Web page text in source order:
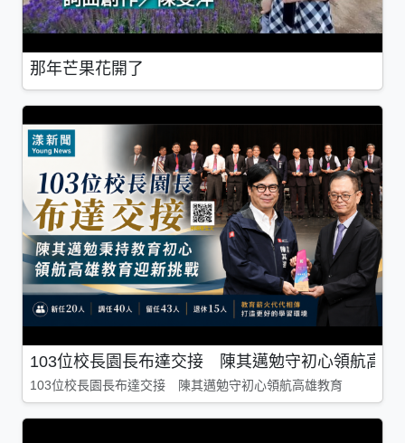
那年芒果花開了
103位校長園長布達交接 陳其邁勉守初心領航高雄
103位校長園長布達交接 陳其邁勉守初心領航高雄教育